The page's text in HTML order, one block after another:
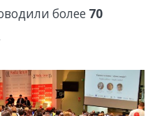
более 70